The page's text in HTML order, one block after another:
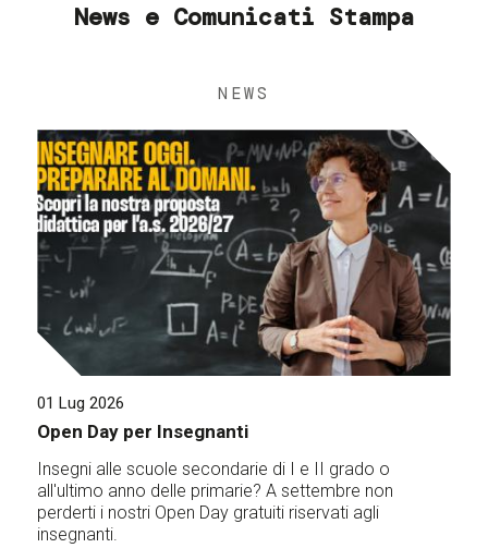
News e Comunicati Stampa
NEWS
01 Lug 2026
Open Day per Insegnanti
Insegni alle scuole secondarie di I e II grado o
all'ultimo anno delle primarie? A settembre non
perderti i nostri Open Day gratuiti riservati agli
insegnanti.